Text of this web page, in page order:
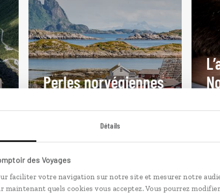
Détails
des Voyages
faciliter votre navigation sur notre site et mesurer notre
maintenant quels cookies vous acceptez. Vous pourrez
Perles norvégiennes
fjords et îles Lofoten.
: